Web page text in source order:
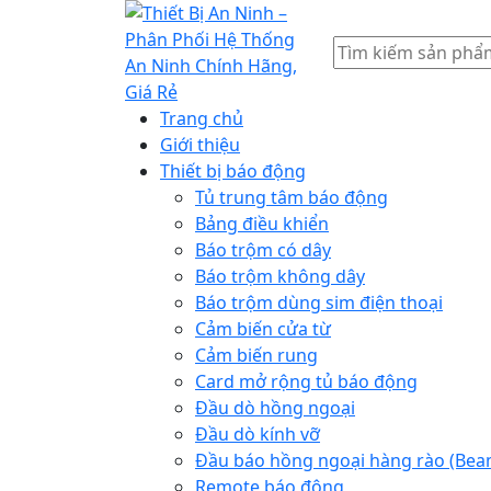
Tìm
kiếm
Trang chủ
Giới thiệu
Thiết bị báo động
Tủ trung tâm báo động
Bảng điều khiển
Báo trộm có dây
Báo trộm không dây
Báo trộm dùng sim điện thoại
Cảm biến cửa từ
Cảm biến rung
Card mở rộng tủ báo động
Đầu dò hồng ngoại
Đầu dò kính vỡ
Đầu báo hồng ngoại hàng rào